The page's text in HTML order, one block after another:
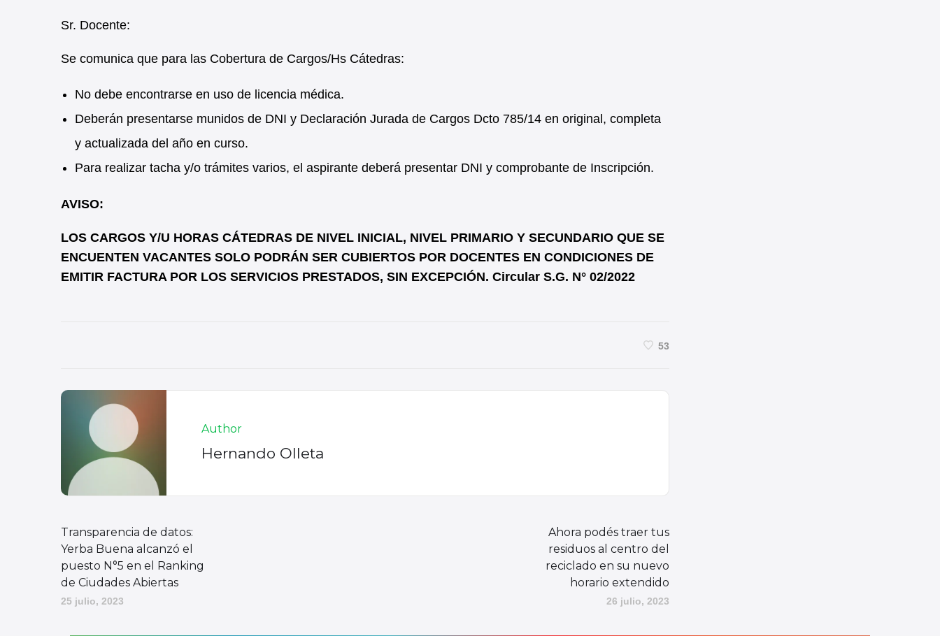
Sr. Docente:
Se comunica que para las Cobertura de Cargos/Hs Cátedras:
No debe encontrarse en uso de licencia médica.
Deberán presentarse munidos de DNI y Declaración Jurada de Cargos Dcto 785/14 en original, completa
y actualizada del año en curso.
Para realizar tacha y/o trámites varios, el aspirante deberá presentar DNI y comprobante de Inscripción.
AVISO:
LOS CARGOS Y/U HORAS CÁTEDRAS DE NIVEL INICIAL, NIVEL PRIMARIO Y SECUNDARIO QUE SE
ENCUENTEN VACANTES SOLO PODRÁN SER CUBIERTOS POR DOCENTES EN CONDICIONES DE
EMITIR FACTURA POR LOS SERVICIOS PRESTADOS, SIN EXCEPCIÓN. Circular S.G. N° 02/2022
53
Author
Hernando Olleta
Transparencia de datos:
Yerba Buena alcanzó el
puesto N°5 en el Ranking
de Ciudades Abiertas
25 julio, 2023
Ahora podés traer tus
residuos al centro del
reciclado en su nuevo
horario extendido
26 julio, 2023